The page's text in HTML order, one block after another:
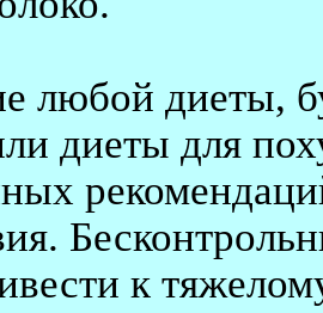
любой диеты,
диеты для
к